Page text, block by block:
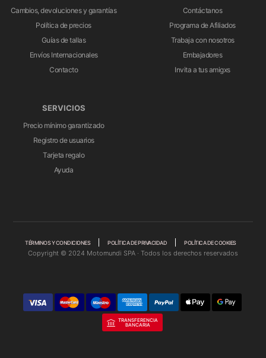
Cambios, devoluciones y garantías
Política de precios
Guías de tallas
Envíos Internacionales
Contacto
Contáctanos
Programa de Afiliados
Trabaja con nosotros
Embajadores
Invita a tus amigxs
SERVICIOS
Precio mínimo garantizado
Registro de usuarios
Tarjeta regalo
Ayuda
TÉRMINOS Y CONDICIONES POLÍTICA DE PRIVACIDAD POLÍTICA DE COOKIES
Copyright © 2024 Motomundi SPA · Todos los derechos reservados
TRANSFERENCIA
BANCARIA